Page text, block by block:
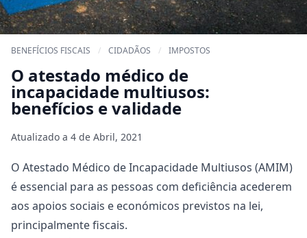
BENEFÍCIOS FISCAIS / CIDADÃOS / IMPOSTOS
O atestado médico de
incapacidade multiusos:
benefícios e validade
Atualizado a 4 de Abril, 2021
O Atestado Médico de Incapacidade Multiusos (AMIM)
é essencial para as pessoas com deficiência acederem
aos apoios sociais e económicos previstos na lei,
principalmente fiscais.